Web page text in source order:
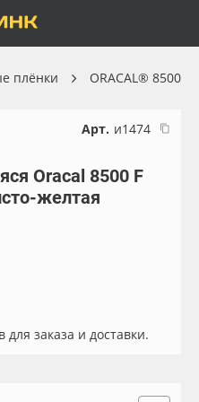
плёнки ORACAL® 8500
Арт. и1474
Oracal 8500 F
желтая
для заказа и доставки.